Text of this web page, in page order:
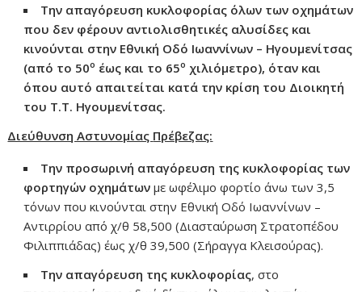
Την απαγόρευση κυκλοφορίας όλων των οχημάτων
που δεν φέρουν αντιολισθητικές αλυσίδες και
κινούνται στην Εθνική Οδό Ιωαννίνων – Ηγουμενίτσας
(από το 50ο έως και το 65ο χιλιόμετρο), όταν και
όπου αυτό απαιτείται κατά την κρίση του Διοικητή
του Τ.Τ. Ηγουμενίτσας.
Διεύθυνση Αστυνομίας Πρέβεζας:
Την προσωρινή απαγόρευση της κυκλοφορίας των
φορτηγών οχημάτωνμε ωφέλιμο φορτίο άνω των 3,5
τόνων που κινούνται στην Εθνική Οδό Ιωαννίνων –
Αντιρρίου από χ/θ 58,500 (Διασταύρωση Στρατοπέδου
Φιλιππιάδας) έως χ/θ 39,500 (Σήραγγα Κλεισούρας).
Την απαγόρευση της κυκλοφορίας, στο